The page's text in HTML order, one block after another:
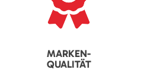
MARKEN-
QUALITÄT